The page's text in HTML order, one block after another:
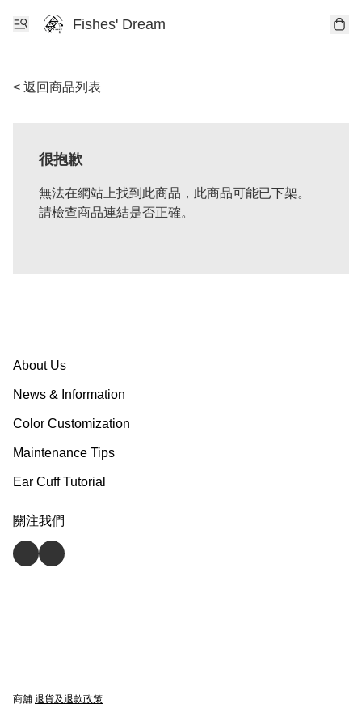
Fishes' Dream
< 返回商品列表
很抱歉
無法在網站上找到此商品，此商品可能已下架。
請檢查商品連結是否正確。
About Us
News & Information
Color Customization
Maintenance Tips
Ear Cuff Tutorial
關注我們
商舖 退貨及退款政策